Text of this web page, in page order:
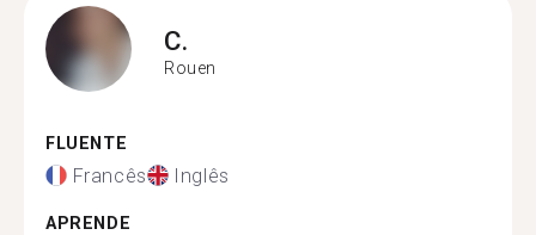
C.
Rouen
FLUENTE
Francês Inglês
APRENDE